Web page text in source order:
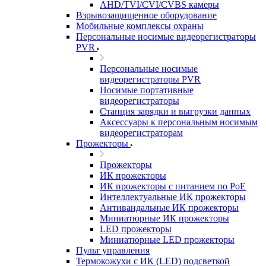
AHD/TVI/CVI/CVBS камеры
Взрывозащищенное оборудование
Мобильные комплексы охраны
Персональные носимые видеорегистраторы
PVR
Персональные носимые
видеорегистраторы PVR
Носимые портативные
видеорегистраторы
Станция зарядки и выгрузки данных
Аксессуары к персональным носимым
видеорегистраторам
Прожекторы
Прожекторы
ИК прожекторы
ИК прожекторы с питанием по PoE
Интеллектуальные ИК прожекторы
Антивандальные ИК прожекторы
Миниатюрные ИК прожекторы
LED прожекторы
Миниатюрные LED прожекторы
Пульт управления
Термокожухи с ИК (LED) подсветкой